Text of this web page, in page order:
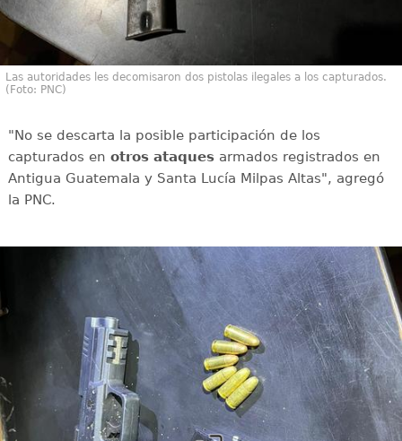
Las autoridades les decomisaron dos pistolas ilegales a los capturados.
(Foto: PNC)
"No se descarta la posible participación de los
capturados en otros ataquesarmados registrados en
Antigua Guatemala y Santa Lucía Milpas Altas", agregó
la PNC.